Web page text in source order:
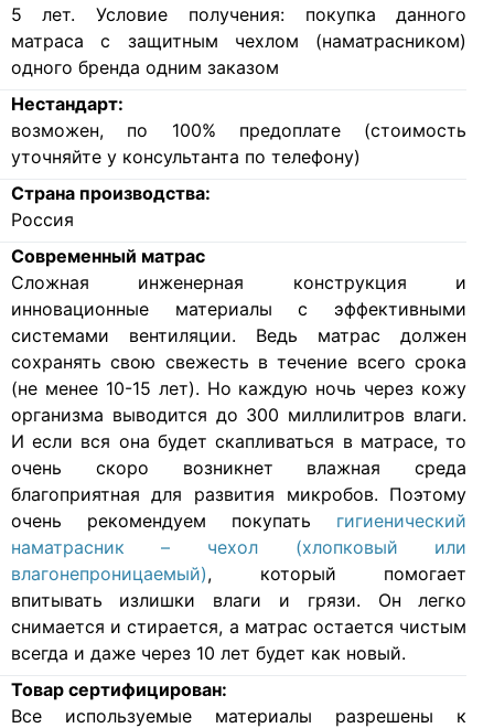
5 лет. Условие получения: покупка данного
матраса с защитным чехлом (наматрасником)
одного бренда одним заказом
Нестандарт:
возможен, по 100% предоплате (стоимость
уточняйте у консультанта по телефону)
Страна производства:
Россия
Современный матрас
Cложная инженерная конструкция и
инновационные материалы с эффективными
системами вентиляции. Ведь матрас должен
сохранять свою свежесть в течение всего срока
(не менее 10-15 лет). Но каждую ночь через кожу
организма выводится до 300 миллилитров влаги.
И если вся она будет скапливаться в матрасе, то
очень скоро возникнет влажная среда
благоприятная для развития микробов. Поэтому
очень рекомендуем покупать гигиенический
наматрасник – чехол (хлопковый или
влагонепроницаемый), который помогает
впитывать излишки влаги и грязи. Он легко
снимается и стирается, а матрас остается чистым
всегда и даже через 10 лет будет как новый.
Товар сертифицирован:
Все используемые материалы разрешены к